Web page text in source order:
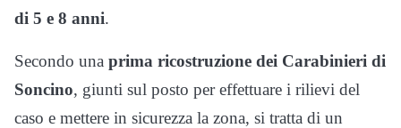
di 5 e 8 anni.
Secondo una prima ricostruzione dei Carabinieri di
Soncino, giunti sul posto per effettuare i rilievi del
caso e mettere in sicurezza la zona, si tratta di un